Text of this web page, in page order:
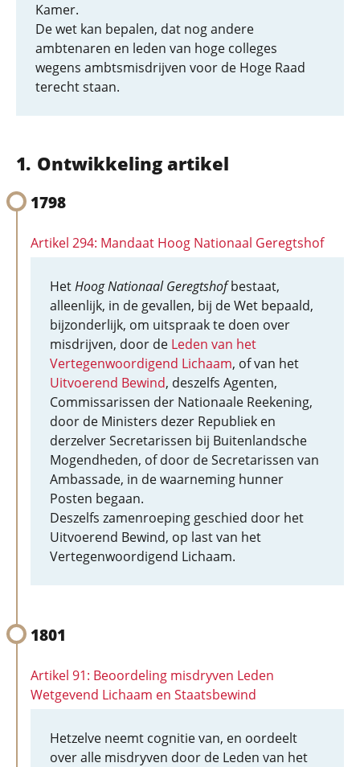
Kamer.
De wet kan bepalen, dat nog andere
ambtenaren en leden van hoge colleges
wegens ambtsmisdrijven voor de Hoge Raad
terecht staan.
Ontwikkeling artikel
1798
Artikel 294: Mandaat Hoog Nationaal Geregtshof
HetHoog Nationaal Geregtshofbestaat,
alleenlijk, in de gevallen, bij de Wet bepaald,
bijzonderlijk, om uitspraak te doen over
misdrijven, door de Leden van het
Vertegenwoordigend Lichaam, of van het
Uitvoerend Bewind, deszelfs Agenten,
Commissarissen der Nationaale Reekening,
door de Ministers dezer Republiek en
derzelver Secretarissen bij Buitenlandsche
Mogendheden, of door de Secretarissen van
Ambassade, in de waarneming hunner
Posten begaan.
Deszelfs zamenroeping geschied door het
Uitvoerend Bewind, op last van het
Vertegenwoordigend Lichaam.
1801
Artikel 91: Beoordeling misdryven Leden
Wetgevend Lichaam en Staatsbewind
Hetzelve neemt cognitie van, en oordeelt
over alle misdryven door de Leden van het